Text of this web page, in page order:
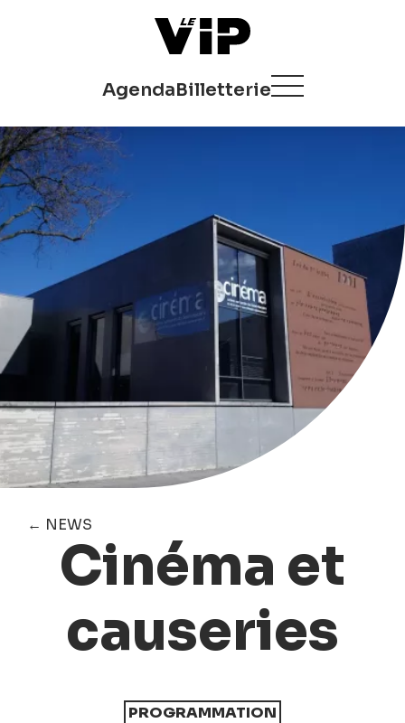
AgendaBilletterie
← NEWS
Cinéma et
causeries
PROGRAMMATION